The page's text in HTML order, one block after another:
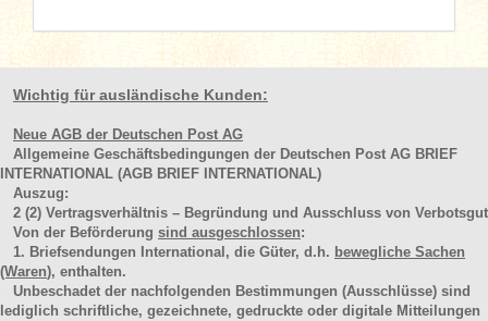
Wichtig für ausländische Kunden:
Neue AGB der Deutschen Post AG
Allgemeine Geschäftsbedingungen der Deutschen Post AG BRIEF
INTERNATIONAL (AGB BRIEF INTERNATIONAL)
Auszug:
2 (2) Vertragsverhältnis – Begründung und Ausschluss von Verbotsgut
Von der Beförderung sind ausgeschlossen:
1. Briefsendungen International, die Güter, d.h. bewegliche Sachen
(Waren), enthalten.
Unbeschadet der nachfolgenden Bestimmungen (Ausschlüsse) sind
lediglich schriftliche, gezeichnete, gedruckte oder digitale Mitteilungen